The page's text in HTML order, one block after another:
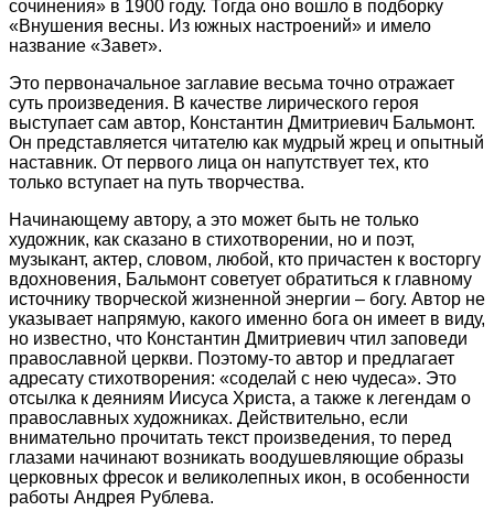
сочинения» в 1900 году. Тогда оно вошло в подборку
«Внушения весны. Из южных настроений» и имело
название «Завет».
Это первоначальное заглавие весьма точно отражает
суть произведения. В качестве лирического героя
выступает сам автор, Константин Дмитриевич Бальмонт.
Он представляется читателю как мудрый жрец и опытный
наставник. От первого лица он напутствует тех, кто
только вступает на путь творчества.
Начинающему автору, а это может быть не только
художник, как сказано в стихотворении, но и поэт,
музыкант, актер, словом, любой, кто причастен к восторгу
вдохновения, Бальмонт советует обратиться к главному
источнику творческой жизненной энергии – богу. Автор не
указывает напрямую, какого именно бога он имеет в виду,
но известно, что Константин Дмитриевич чтил заповеди
православной церкви. Поэтому-то автор и предлагает
адресату стихотворения: «соделай с нею чудеса». Это
отсылка к деяниям Иисуса Христа, а также к легендам о
православных художниках. Действительно, если
внимательно прочитать текст произведения, то перед
глазами начинают возникать воодушевляющие образы
церковных фресок и великолепных икон, в особенности
работы Андрея Рублева.